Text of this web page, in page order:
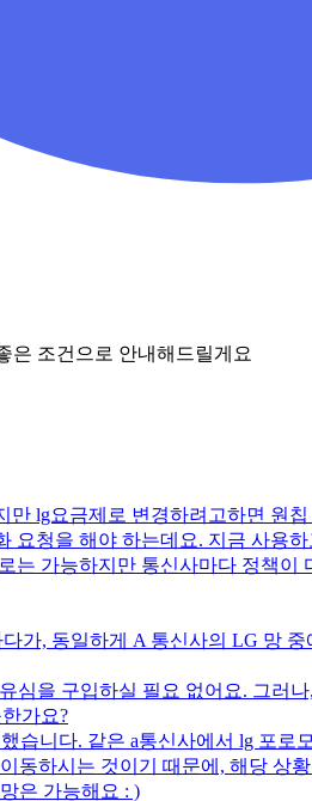
은 조건으로 안내해드릴게요
lg요금제로 변경하려고하면 원
요청을 해야 하는데요. 지금 사용
는 가능하지만 통신사마다 정책
가, 동일하게 A 통신사의 LG 망
심을 구입하실 필요 없어요. 그러
가요?
습니다. 같은 a통신사에서 lg 포
하시는 것이기 때문에, 해당 상
은 가능해요 : )